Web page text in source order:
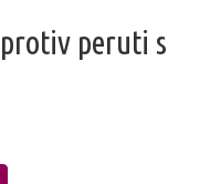
peruti s